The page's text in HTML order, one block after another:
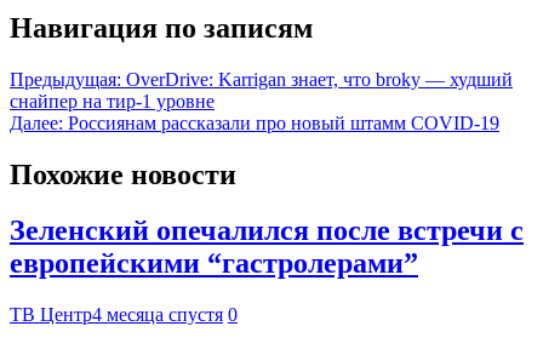
Навигация по записям
Предыдущая: OverDrive: Karrigan знает, что broky — худший
снайпер на тир-1 уровне
Далее: Россиянам рассказали про новый штамм COVID-19
Похожие новости
Зеленский опечалился после встречи с
европейскими “гастролерами”
ТВ Центр4 месяца спустя 0